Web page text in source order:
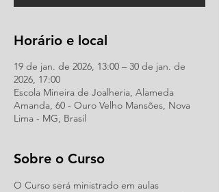
Horário e local
19 de jan. de 2026, 13:00 – 30 de jan. de
2026, 17:00
Escola Mineira de Joalheria, Alameda
Amanda, 60 - Ouro Velho Mansões, Nova
Lima - MG, Brasil
Sobre o Curso
O Curso será ministrado em aulas